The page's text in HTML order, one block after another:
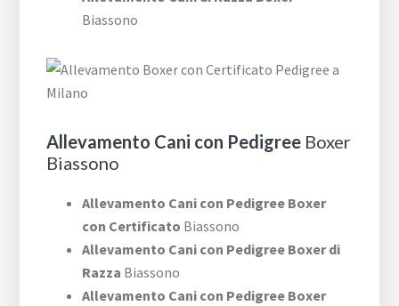
Biassono
Allevamento Cani con Pedigree Boxer
Biassono
Allevamento Cani con Pedigree Boxer
con Certificato Biassono
Allevamento Cani con Pedigree Boxer di
Razza Biassono
Allevamento Cani con Pedigree Boxer